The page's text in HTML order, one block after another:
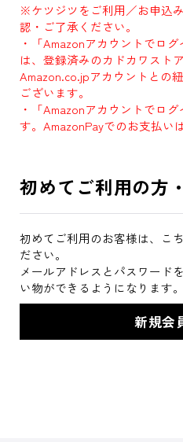
※ケツジツをご利用／お申込
認・ご了承ください。
・「Amazonアカウントでロ
は、登録済みのカドカワスト
Amazon.co.jpアカウントとの
ございます。
・「Amazonアカウントでロ
す。AmazonPayでのお支払い
初めてご利用の方
初めてご利用のお客様は、こ
ださい。
メールアドレスとパスワード
い物ができるようになります。